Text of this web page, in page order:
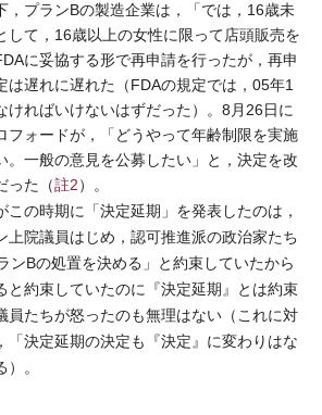
プランBの製造企業は，「では，16歳未
して，16歳以上の女性に限って店頭販売を
に妥協する形で再申請を行ったが，再申
は遅れに遅れた（FDAの規定では，05年1
ければいけないはずだった）。8月26日に
フォードが，「どうやって年齢制限を実施
。一般の意見を公募したい」と，決定を改
った（註2）。
の時期に「決定延期」を発表したのは，
上院議員はじめ，認可推進派の政治家たち
ンBの処置を決める」と約束していたから
と約束していたのに『決定延期』とは約束
員たちが怒ったのも無理はない（これに対
「決定延期の決定も『決定』に変わりはな
。